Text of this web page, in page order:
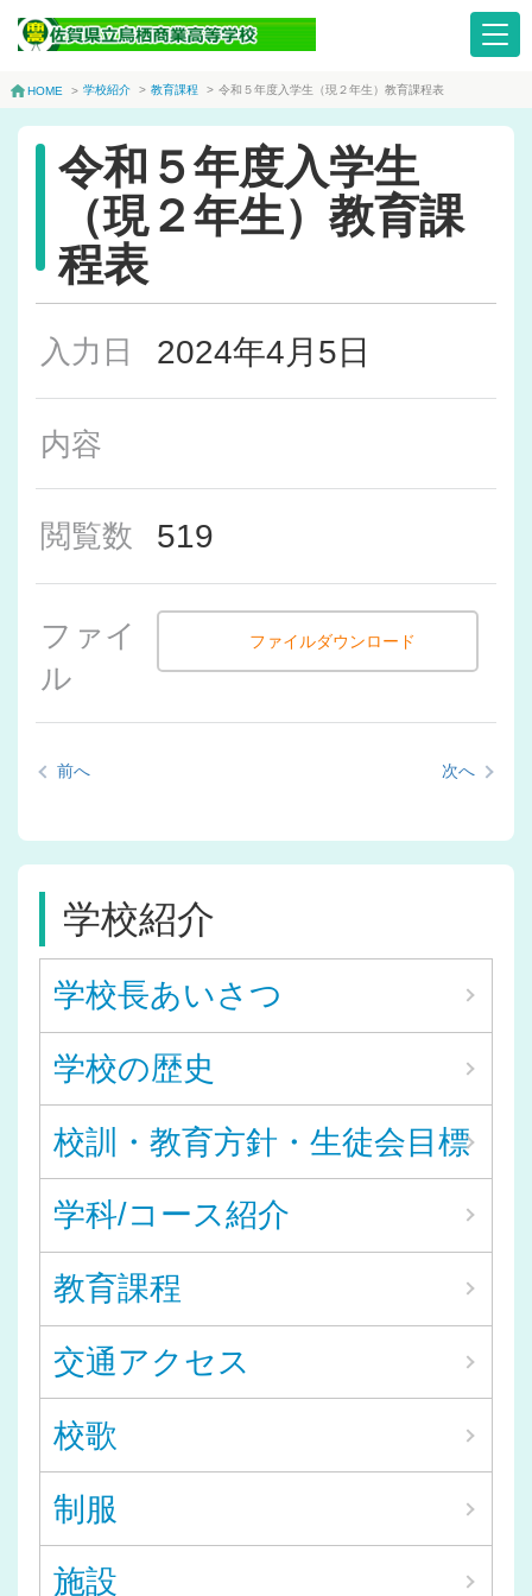
HOME > 学校紹介 > 教育課程 > 令和５年度入学生（現２年生）教育課程表
令和５年度入学生
（現２年生）教育課
程表
入力日 2024年4月5日
内容
閲覧数 519
ファイ
ル
ファイルダウンロード
前へ 次へ
学校紹介
学校長あいさつ
学校の歴史
校訓・教育方針・生徒会目標
学科/コース紹介
教育課程
交通アクセス
校歌
制服
施設